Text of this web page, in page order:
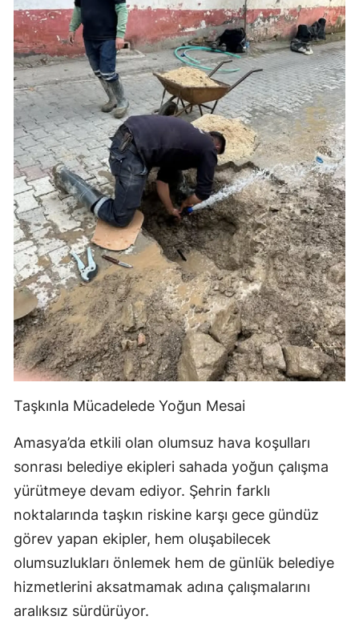
Taşkınla Mücadelede Yoğun Mesai
Amasya’da etkili olan olumsuz hava koşulları
sonrası belediye ekipleri sahada yoğun çalışma
yürütmeye devam ediyor. Şehrin farklı
noktalarında taşkın riskine karşı gece gündüz
görev yapan ekipler, hem oluşabilecek
olumsuzlukları önlemek hem de günlük belediye
hizmetlerini aksatmamak adına çalışmalarını
aralıksız sürdürüyor.